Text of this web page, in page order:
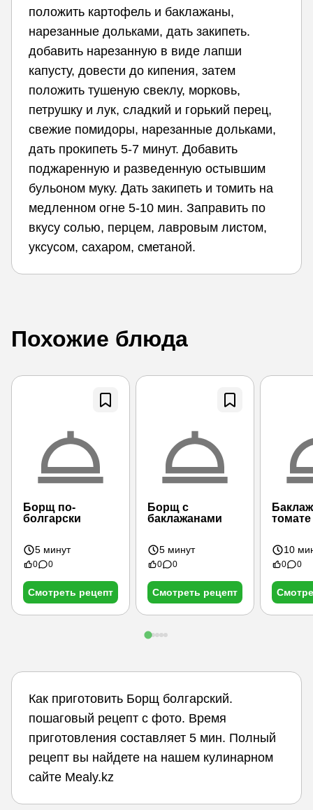
положить картофель и баклажаны,
нарезанные дольками, дать закипеть.
добавить нарезанную в виде лапши
капусту, довести до кипения, затем
положить тушеную свеклу, морковь,
петрушку и лук, сладкий и горький перец,
свежие помидоры, нарезанные дольками,
дать прокипеть 5-7 минут. Добавить
поджаренную и разведенную остывшим
бульоном муку. Дать закипеть и томить на
медленном огне 5-10 мин. Заправить по
вкусу солью, перцем, лавровым листом,
уксусом, сахаром, сметаной.
Похожие блюда
Борщ по-
болгарски
5 минут
0 0
Смотреть рецепт
Борщ с
баклажанами
5 минут
0 0
Смотреть рецепт
томате
10
0 0
Как приготовить Борщ болгарский.
пошаговый рецепт с фото. Время
приготовления составляет 5 мин. Полный
рецепт вы найдете на нашем кулинарном
сайте Mealy.kz